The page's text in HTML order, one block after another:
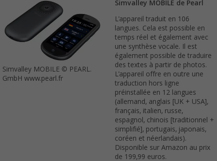
Simvalley MOBILE © PEARL.
GmbH www.pearl.fr
Simvalley MOBILE de Pearl
L'appareil traduit en 106
langues. Cela est possible en
temps réel et également avec
une synthèse vocale. Il est
également possible de traduire
des textes à partir de photos.
L'appareil offre en outre une
traduction hors ligne
préinstallée en 12 langues
(allemand, anglais [UK + USA],
français, italien, russe,
espagnol, chinois [traditionnel +
simplifié], portugais, japonais,
coréen et néerlandais).
Disponible sur Amazon au prix
de 199,99 euros.